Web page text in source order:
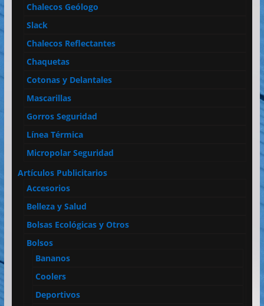
Chalecos Geólogo
Slack
Chalecos Reflectantes
Chaquetas
Cotonas y Delantales
Mascarillas
Gorros Seguridad
Línea Térmica
Micropolar Seguridad
Artículos Publicitarios
Accesorios
Belleza y Salud
Bolsas Ecológicas y Otros
Bolsos
Bananos
Coolers
Deportivos